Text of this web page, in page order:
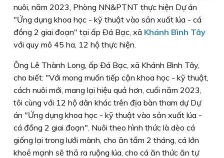
nuôi, năm 2023, Phòng NN&PTNT thực hiện Dự án
"Ứng dụng khoa học - kỹ thuật vào sản xuất lúa - cá
đồng 2 giai đoạn" tại ấp Ðá Bạc, xã Khánh Bình Tây
với quy mô 45 ha, 12 hộ thực hiện.
Ông Lê Thành Long, ấp Ðá Bạc, xã Khánh Bình Tây,
cho biết: "Với mong muốn tiếp cận khoa học - kỹ thuật,
cách nuôi mới, mang lại hiệu quả hơn, cuối năm 2023,
tôi cùng với 12 hộ dân khác trên địa bàn tham dự Dự
án "Ứng dụng khoa học - kỹ thuật vào sản xuất lúa -
cá đồng 2 giai đoạn". Nuôi theo hình thức là dèo cá
giống lại trong lưới mành, cho ăn tầm 2 tháng, cá lớn
khoẻ mạnh sẽ thả ra ruộng lúa, cho cá ăn thức ăn tự